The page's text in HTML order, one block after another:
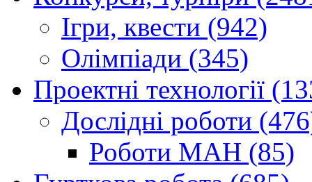
Ігри, квести (942)
Олімпіади (345)
Проектні технології
Дослідні роботи
Роботи МАН (85)